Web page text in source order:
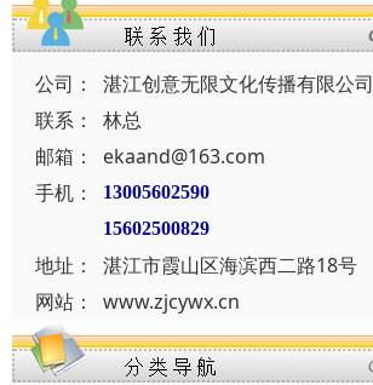
公司：
湛江创意无限文化传播有限公司
联系：
林总
邮箱：
ekaand@163.com
手机：
13005602590
15602500829
地址：
湛江市霞山区海滨西二路18号
网站：
www.zjcywx.cn